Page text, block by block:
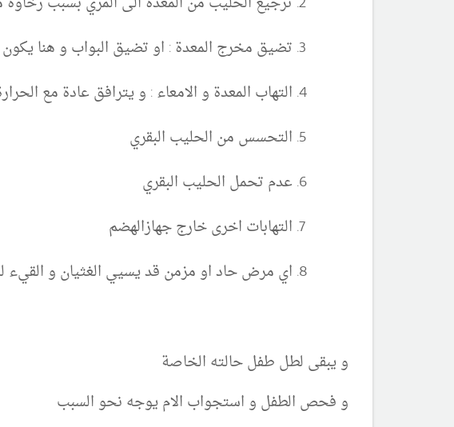
تضيق مخرج المعدة : او تضيق البواب و هنا يكون
التهاب المعدة و الامعاء : و يترافق عادة مع
التحسس من الحليب البقري
عدم تحمل الحليب البقري
التهابات اخرى خارج جهازالهضم
اي مرض حاد او مزمن قد يسيي الغثيان و القيء
و يبقى لطل طفل حالته الخاصة
و فحص الطفل و استجواب الام يوجه نحو السبب